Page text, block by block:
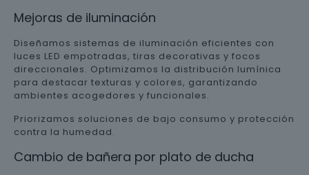
Mejoras de iluminación
Diseñamos sistemas de iluminación eficientes con
luces LED empotradas, tiras decorativas y focos
direccionales. Optimizamos la distribución lumínica
para destacar texturas y colores, garantizando
ambientes acogedores y funcionales.
Priorizamos soluciones de bajo consumo y protección
contra la humedad.
Cambio de bañera por plato de ducha